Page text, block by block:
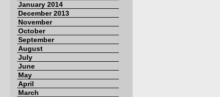
January 2014
December 2013
November
October
September
August
July
June
May
April
March